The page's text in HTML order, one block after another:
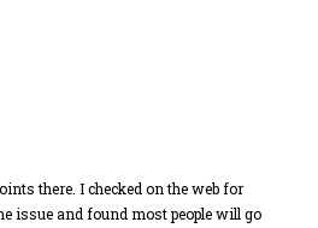
there. I checked on the web for
issue and found most people will go